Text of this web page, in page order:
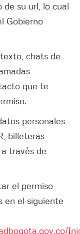
de su url, lo cual
Gobierno
chats de
que te
personales
billeteras
través de
el permiso
en el siguiente